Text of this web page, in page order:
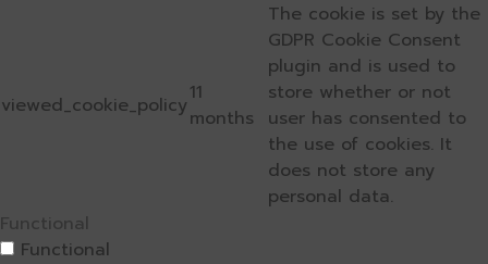
viewed_cookie_policy11
months
The cookie is set by the
GDPR Cookie Consent
plugin and is used to
store whether or not
user has consented to
the use of cookies. It
does not store any
personal data.
Functional
Functional